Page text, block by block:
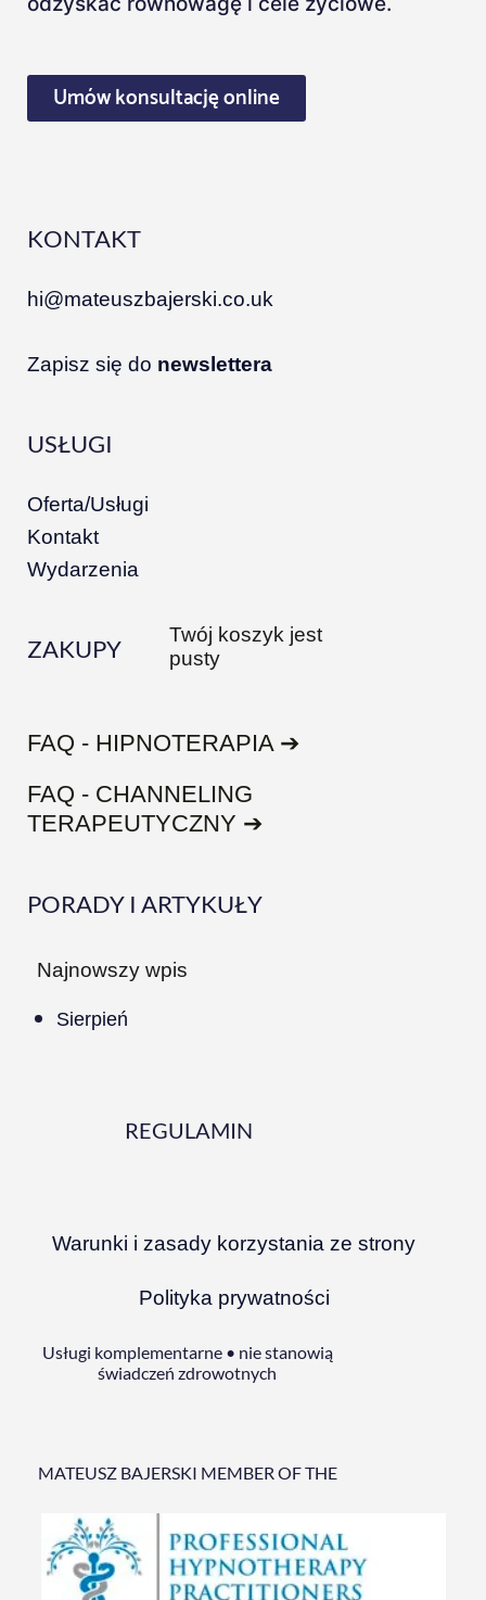
Umów konsultację online
KONTAKT
hi@mateuszbajerski.co.uk
Zapisz się do newslettera
USŁUGI
Oferta/Usługi
Kontakt
Wydarzenia
ZAKUPY
Twój koszyk jest
pusty
FAQ - HIPNOTERAPIA ➔
FAQ - CHANNELING
TERAPEUTYCZNY ➔
PORADY I ARTYKUŁY
Najnowszy wpis
Sierpień
REGULAMIN
Warunki i zasady korzystania ze strony
Polityka prywatności
Usługi komplementarne • nie stanowią
świadczeń zdrowotnych
MATEUSZ BAJERSKI MEMBER OF THE